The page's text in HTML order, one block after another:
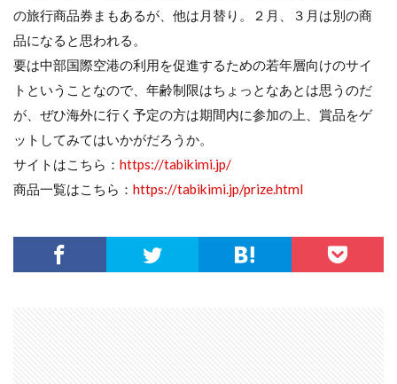
の旅行商品券まもあるが、他は月替り。２月、３月は別の商
品になると思われる。
要は中部国際空港の利用を促進するための若年層向けのサイ
トということなので、年齢制限はちょっとなあとは思うのだ
が、ぜひ海外に行く予定の方は期間内に参加の上、賞品をゲ
ットしてみてはいかがだろうか。
サイトはこちら： https://tabikimi.jp/
商品一覧はこちら： https://tabikimi.jp/prize.html